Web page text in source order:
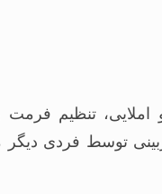
تنظیم فرمت
توسط فردی